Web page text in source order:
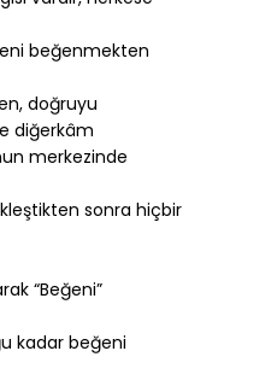
beğenmekten
doğruyu
diğerkâm
merkezinde
sonra hiçbir
“Beğeni”
kadar beğeni